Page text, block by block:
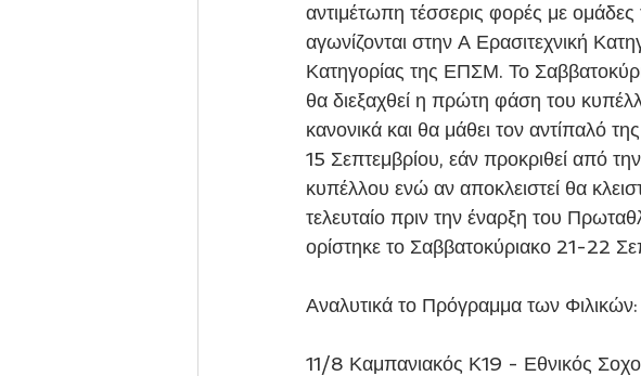
αντιμέτωπη τέσσερις φορές με
αγωνίζονται στην Α Ερασιτεχνική
Κατηγορίας της ΕΠΣΜ. Το
θα διεξαχθεί η πρώτη φάση του
κανονικά και θα μάθει τον αντίπαλό
15 Σεπτεμβρίου, εάν προκριθεί από
κυπέλλου ενώ αν αποκλειστεί θα
τελευταίο πριν την έναρξη του
ορίστηκε το Σαββατοκύριακο 21-22
Αναλυτικά το Πρόγραμμα των Φιλικών:
11/8 Καμπανιακός Κ19 - Εθνικός